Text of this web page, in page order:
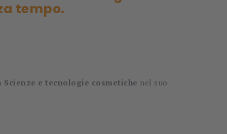
tempo.
e tecnologie cosmetiche nel suo